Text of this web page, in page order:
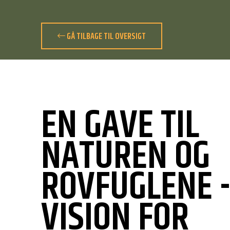
GÅ TILBAGE TIL OVERSIGT
EN GAVE TIL
NATUREN OG
ROVFUGLENE